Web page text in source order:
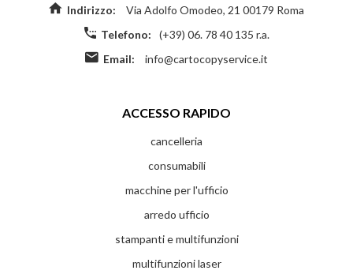
Indirizzo:
Via Adolfo Omodeo, 21 00179 Roma
Telefono:
(+39) 06. 78 40 135 r.a.
Email:
info@cartocopyservice.it
ACCESSO RAPIDO
cancelleria
consumabili
macchine per l'ufficio
arredo ufficio
stampanti e multifunzioni
multifunzioni laser